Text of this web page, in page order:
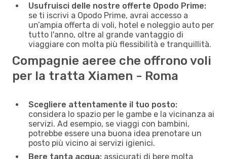
Usufruisci delle nostre offerte Opodo Prime:
se ti iscrivi a Opodo Prime, avrai accesso a
un’ampia offerta di voli, hotel e noleggio auto per
tutto l'anno, oltre al grande vantaggio di
viaggiare con molta più flessibilità e tranquillità.
Compagnie aeree che offrono voli
per la tratta Xiamen - Roma
Scegliere attentamente il tuo posto:
considera lo spazio per le gambe e la vicinanza ai
servizi. Ad esempio, se viaggi con bambini,
potrebbe essere una buona idea prenotare un
posto più vicino ai servizi igienici.
Bere tanta acqua: assicurati di bere molta